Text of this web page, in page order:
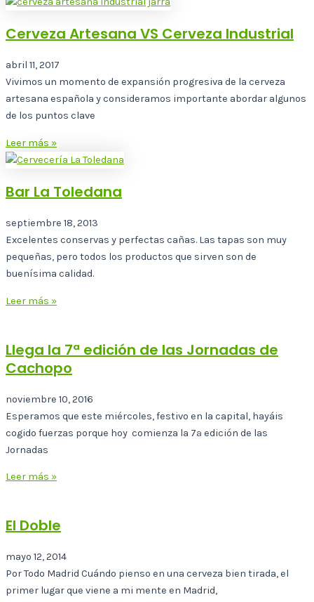
Cerveza Artesana VS Cerveza Industrial
abril 11, 2017
Vivimos un momento de expansión progresiva de la cerveza
artesana española y consideramos importante abordar algunos
de los puntos clave
Leer más »
Bar La Toledana
septiembre 18, 2013
Excelentes conservas y perfectas cañas. Las tapas son muy
pequeñas, pero todos los productos que sirven son de
buenísima calidad.
Leer más »
Llega la 7ª edición de las Jornadas de
Cachopo
noviembre 10, 2016
Esperamos que este miércoles, festivo en la capital, hayáis
cogido fuerzas porque hoy comienza la 7ª edición de las
Jornadas
Leer más »
El Doble
mayo 12, 2014
Por Todo Madrid Cuándo pienso en una cerveza bien tirada, el
primer lugar que viene a mi mente en Madrid,